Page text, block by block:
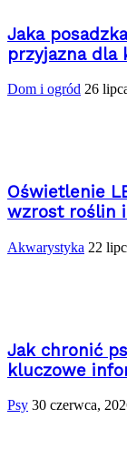
Jaka
przyjazna dla
Dom i ogród 26
Oświetlenie
wzrost roślin
Akwarystyka 22
Jak chronić
kluczowe
Psy 30 czerwca,